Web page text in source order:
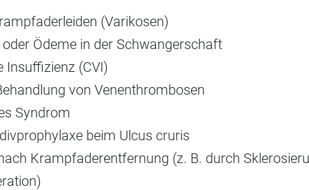
(Varikosen)
Ödeme in der Schwangerschaft
Insuffizienz (CVI)
von Venenthrombosen
Syndrom
beim Ulcus cruris
Krampfaderentfernung (z. B. durch